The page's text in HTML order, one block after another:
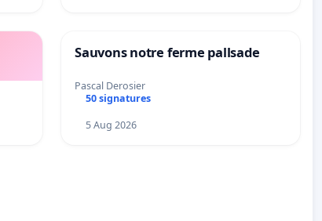
Sauvons notre ferme pallsade
Pascal Derosier
50 signatures
5 Aug 2026